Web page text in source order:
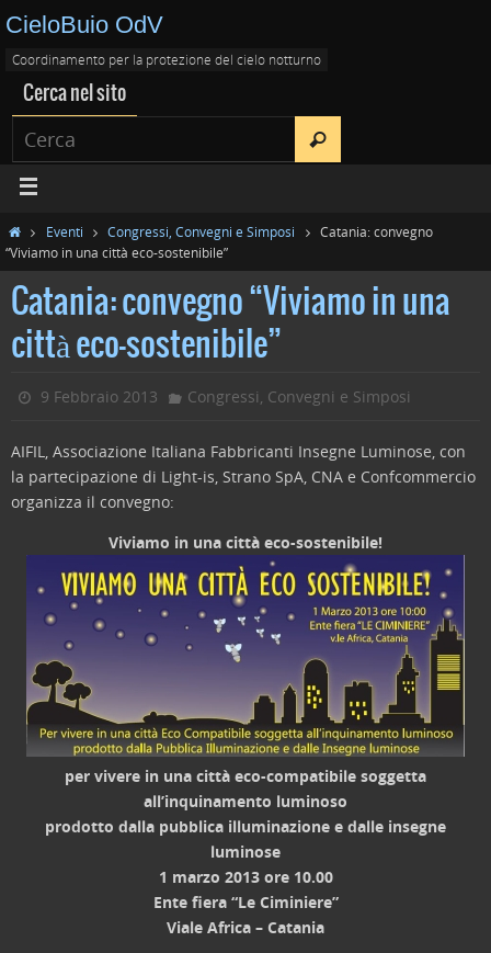
CieloBuio OdV
Coordinamento per la protezione del cielo notturno
Cerca nel sito
Eventi Congressi, Convegni e Simposi
Catania: convegno
“Viviamo in una città eco-sostenibile”
Catania: convegno “Viviamo in una
città eco-sostenibile”
9 Febbraio 2013 Congressi, Convegni e Simposi
AIFIL, Associazione Italiana Fabbricanti Insegne Luminose, con
la partecipazione di Light-is, Strano SpA, CNA e Confcommercio
organizza il convegno:
Viviamo in una città eco-sostenibile!
per vivere in una città eco-compatibile soggetta
all’inquinamento luminoso
prodotto dalla pubblica illuminazione e dalle insegne
luminose
1 marzo 2013 ore 10.00
Ente fiera “Le Ciminiere”
Viale Africa – Catania